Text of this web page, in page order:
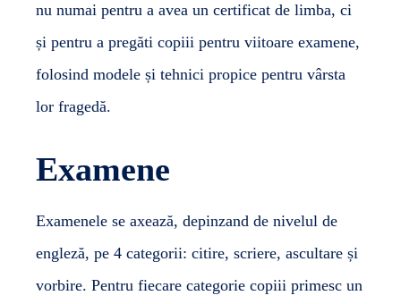
nu numai pentru a avea un certificat de limba, ci
și pentru a pregăti copiii pentru viitoare examene,
folosind modele și tehnici propice pentru vârsta
lor fragedă.
Examene
Examenele se axează, depinzand de nivelul de
engleză, pe 4 categorii: citire, scriere, ascultare și
vorbire. Pentru fiecare categorie copiii primesc un